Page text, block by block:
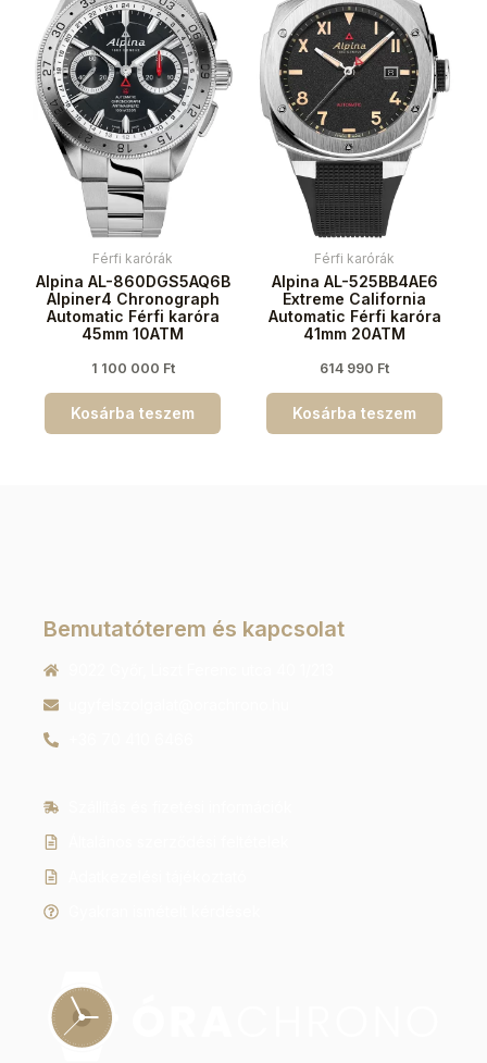
Férfi karórák
Alpina AL-860DGS5AQ6B
Alpiner4 Chronograph
Automatic Férfi karóra
45mm 10ATM
1 100 000 Ft
Kosárba teszem
Férfi karórák
Alpina AL-525BB4AE6
Extreme California
Automatic Férfi karóra
41mm 20ATM
614 990 Ft
Kosárba teszem
Bemutatóterem és kapcsolat